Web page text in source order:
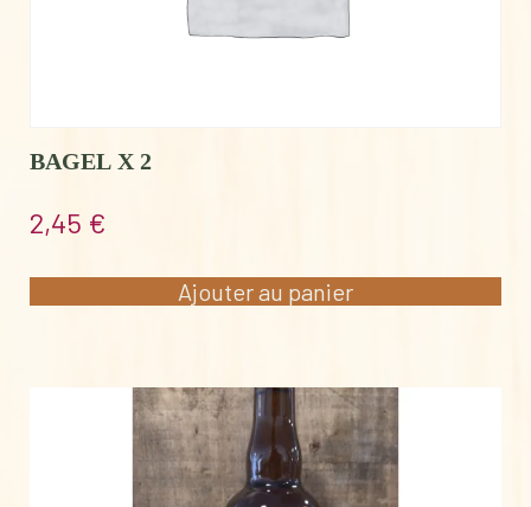
BAGEL X 2
2,45 €
Ajouter au panier